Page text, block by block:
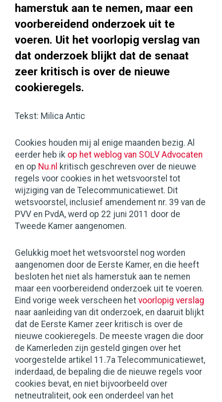
hamerstuk aan te nemen, maar een
voorbereidend onderzoek uit te
voeren. Uit het voorlopig verslag van
dat onderzoek blijkt dat de senaat
zeer kritisch is over de nieuwe
cookieregels.
Tekst: Milica Antic
Cookies houden mij al enige maanden bezig. Al
eerder heb ik op het weblog van SOLV Advocaten
en op Nu.nl kritisch geschreven over de nieuwe
regels voor cookies in het wetsvoorstel tot
wijziging van de Telecommunicatiewet. Dit
wetsvoorstel, inclusief amendement nr. 39 van de
PVV en PvdA, werd op 22 juni 2011 door de
Tweede Kamer aangenomen.
Gelukkig moet het wetsvoorstel nog worden
aangenomen door de Eerste Kamer, en die heeft
besloten het niet als hamerstuk aan te nemen
maar een voorbereidend onderzoek uit te voeren.
Eind vorige week verscheen het voorlopig verslag
naar aanleiding van dit onderzoek, en daaruit blijkt
dat de Eerste Kamer zeer kritisch is over de
nieuwe cookieregels. De meeste vragen die door
de Kamerleden zijn gesteld gingen over het
voorgestelde artikel 11.7a Telecommunicatiewet,
inderdaad, de bepaling die de nieuwe regels voor
cookies bevat, en niet bijvoorbeeld over
netneutraliteit, ook een onderdeel van het